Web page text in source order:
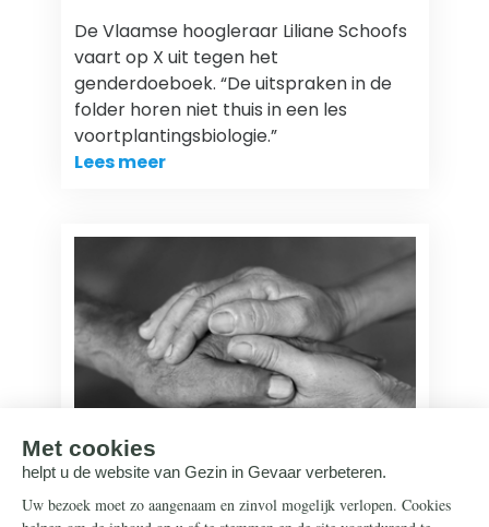
De Vlaamse hoogleraar Liliane Schoofs
vaart op X uit tegen het
genderdoeboek. “De uitspraken in de
folder horen niet thuis in een les
voortplantingsbiologie.”
Lees meer
Transgenderisme
25 juni 2026